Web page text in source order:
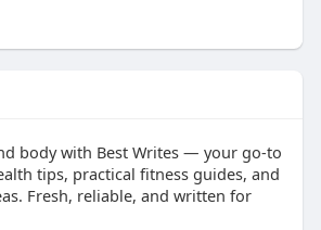
body with Best Writes — your go-to
tips, practical fitness guides, and
Fresh, reliable, and written for